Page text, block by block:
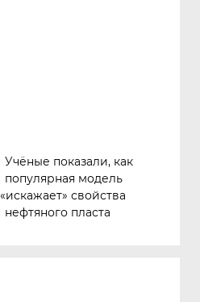
Учёные показали, как
популярная модель
«искажает» свойства
нефтяного пласта